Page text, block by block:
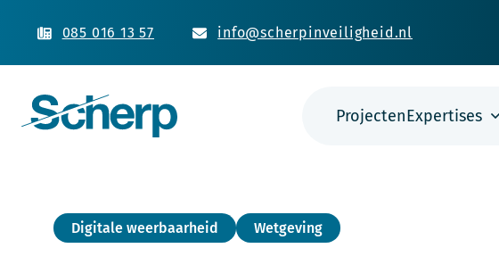
085 016 13 57 info@scherpinveiligheid.nl
ProjectenExpertises
Digitale weerbaarheid Wetgeving